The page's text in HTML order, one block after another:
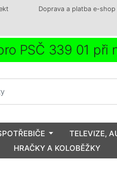
Doprava a platba e-shop
PSČ 339 01 při
TELEVIZE,
HRAČKY A KOLOBĚŽKY